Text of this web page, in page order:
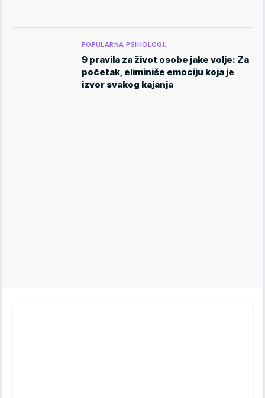
POPULARNA PSIHOLOGI…
9 pravila za život osobe jake volje: Za
početak, eliminiše emociju koja je
izvor svakog kajanja